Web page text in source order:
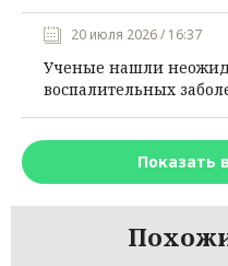
20 июля 2026 / 16:37
Ученые нашли
воспалительных
Показать